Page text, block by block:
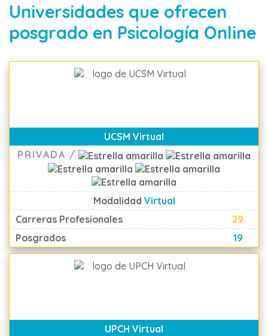
Universidades que ofrecen
posgrado en Psicología Online
UCSM Virtual
PRIVADA /
Modalidad Virtual
Carreras Profesionales
29
Posgrados
19
UPCH Virtual